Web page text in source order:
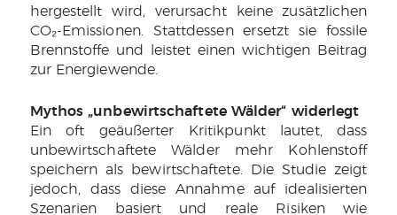
hergestellt wird, verursacht keine zusätzlichen
CO₂-Emissionen. Stattdessen ersetzt sie fossile
Brennstoffe und leistet einen wichtigen Beitrag
zur Energiewende.
Mythos „unbewirtschaftete Wälder“ widerlegt
Ein oft geäußerter Kritikpunkt lautet, dass
unbewirtschaftete Wälder mehr Kohlenstoff
speichern als bewirtschaftete. Die Studie zeigt
jedoch, dass diese Annahme auf idealisierten
Szenarien basiert und reale Risiken wie